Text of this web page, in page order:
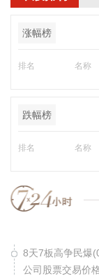
涨幅榜
排名 名称
跌幅榜
排名 名称
8天7板高争民爆
公司股票交易价